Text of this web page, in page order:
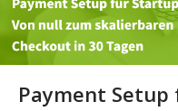
Payment